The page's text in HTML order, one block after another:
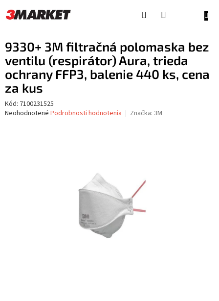
na
obsah
9330+ 3M filtračná polomaska bez
ventilu (respirátor) Aura, trieda
ochrany FFP3, balenie 440 ks, cena
za kus
Kód: 7100231525
Priemerné
Neohodnotené Podrobnosti hodnotenia Značka: 3M